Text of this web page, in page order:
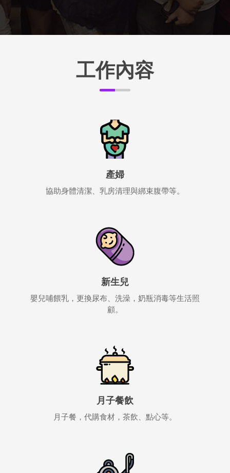
工作內容
產婦
協助身體清潔、乳房清理與綁束腹帶等。
新生兒
嬰兒哺餵乳，更換尿布、洗澡，奶瓶消毒等生活照
顧。
月子餐飲
月子餐，代購食材，茶飲、點心等。